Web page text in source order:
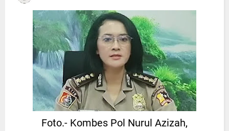
Foto.- Kombes Pol Nurul Azizah,